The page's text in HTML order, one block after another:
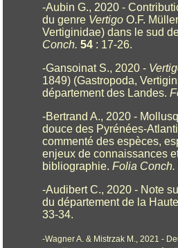
-Aubin G., 2020 -
du genre VertigoO.F.
Vertiginidae) dans le sud
Conch. 54 : 17-26.
-Gansoinat S., 2020 -
1849) (Gastropoda,
département des Landes.
-Bertrand A., 2020 -
douce des Pyrénées-
commenté des espèces,
enjeux de connaissances
bibliographie.Folia Conch.
-Audibert C., 2020 - Note
du département de la
33-34.
-Wagner A. & Mistrzak M., 2021 -